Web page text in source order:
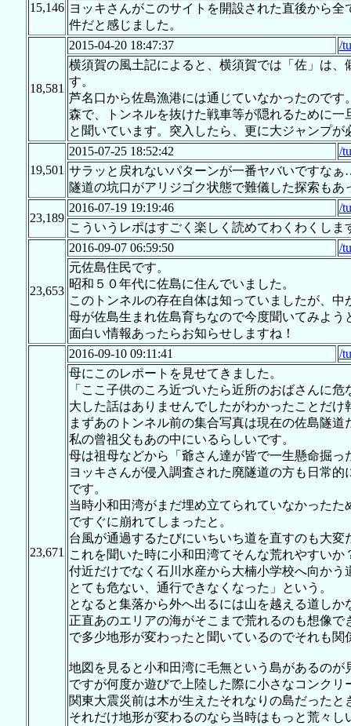
15,146 ヨッキさんがこのサイトを開設された直後から
件だと感じました。
18,581
2015-04-20 18:47:37
/
横須賀の風土記によると、横須賀では「佐」は
す。
芦名口から佐島漁港には通じていなかったので
森で、トンネルを抜けた戦車等が隠れるために
と聞いています。突入したら、更に大ジャンプ
19,501
2015-07-25 18:52:42
/
サラッと戻れないパターンが一番ヤバいですな
隧道の坑口がアリジゴク状態で難儀した探索もあ
23,189
2016-07-19 19:19:46
/
こういうレポはすごく楽しく読めてわくわくしま
23,653
2016-09-07 06:59:50
/
元佐島住民です。
昭和５０年代に佐島に住んでいました。
このトンネルの存在自体は知っていましたが、
母が佐島生まれ佐島育ちなので今度聞いてみよう
面白い情報あったらお知らせしますね！
23,671
2016-09-10 09:11:41
/
母にこのレポートを見せてきました。
「ここ子供のころ近づいたら近所のおばさんに
大した話はありませんでしたがわかったことだけ
まずあのトンネル前の集合写真は現在の佐島隧道
私の曾祖父もあの中にいるらしいです。
母は祖母などから「爺さん達が皆で一生懸命掘
ヨッキさんが侵入調査された廃隧道の方も日常
です。
当時小和田湾がまだ埋め立てられていなかった
ですぐに崩れてしまったと。
台風が通過するたびにいちいち道を直すのも大
これを聞いた時に小和田湾てそんな荒れやすい
付近だけでなく石川水産から大楠小学校へ向か
とても危ない、通行できなくなった」という。
となると集落から外へ出るには山を越える道し
正直あのエリアの海がそこまで荒れるのも想像
で多少地形が変わったと聞いているのでそれも関
地図を見ると小和田湾に毛無という島があるの
ですが何度か遊びで上陸した際に小さなコンク
関東大震災前は木が生えたそれなりの島だった
それだけ地形が変わるのなら当時はもっと荒々